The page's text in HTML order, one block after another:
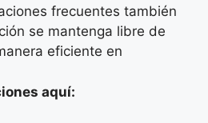
frecuentes también
se mantenga libre de
eficiente en
aquí: